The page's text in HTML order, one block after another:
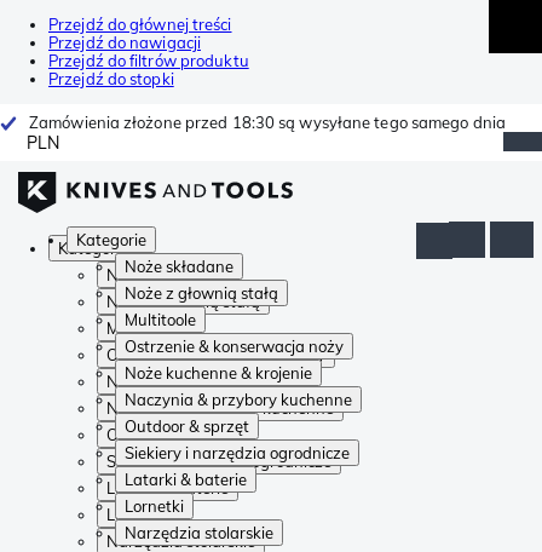
Przejdź do głównej treści
Przejdź do nawigacji
Przejdź do filtrów produktu
Przejdź do stopki
Zamówienia złożone przed 18:30 są wysyłane tego samego dnia
PLN
Kategorie
Noże składane
Noże z głownią stałą
Multitoole
Ostrzenie & konserwacja noży
Noże kuchenne & krojenie
Naczynia & przybory kuchenne
Outdoor & sprzęt
Siekiery i narzędzia ogrodnicze
Latarki & baterie
Lornetki
Narzędzia stolarskie
Kategorie
Noże składane
Noże z głownią stałą
Multitoole
Ostrzenie & konserwacja noży
Noże kuchenne & krojenie
Naczynia & przybory kuchenne
Outdoor & sprzęt
Siekiery i narzędzia ogrodnicze
Latarki & baterie
Lornetki
Narzędzia stolarskie